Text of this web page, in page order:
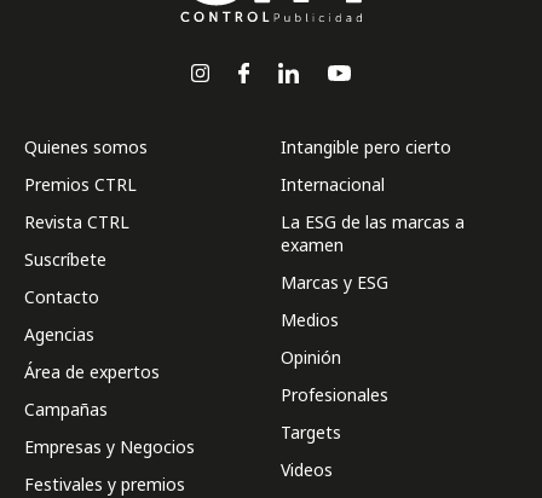
Quienes somos
Premios CTRL
Revista CTRL
Suscríbete
Contacto
Agencias
Área de expertos
Campañas
Empresas y Negocios
Festivales y premios
Intangible pero cierto
Internacional
La ESG de las marcas a
examen
Marcas y ESG
Medios
Opinión
Profesionales
Targets
Videos